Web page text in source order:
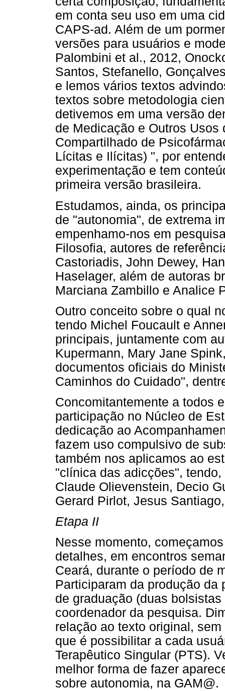
em conta seu uso em uma
CAPS-ad. Além de um
versões para usuários e
Palombini et al., 2012,
Santos, Stefanello,
e lemos vários textos
textos sobre metodologia
detivemos em uma versão
de Medicação e Outros
Compartilhado de
Lícitas e Ilícitas) ", por
experimentação e tem
primeira versão brasileira.
Estudamos, ainda, os
de "autonomia", de extrema
empenhamo-nos em
Filosofia, autores de
Castoriadis, John Dewey,
Haselager, além de autoras
Marciana Zambillo e Analice
Outro conceito sobre o qual
tendo Michel Foucault e
principais, juntamente com
Kupermann, Mary Jane
documentos oficiais do
Caminhos do Cuidado",
Concomitantemente a todos
participação no Núcleo de
dedicação ao
fazem uso compulsivo de
também nos aplicamos ao
"clínica das adicções",
Claude Olievenstein, Decio
Gerard Pirlot, Jesus
Etapa II
Nesse momento,
detalhes, em encontros
Ceará, durante o período de
Participaram da produção da
de graduação (duas
coordenador da pesquisa.
relação ao texto original,
que é possibilitar a cada
Terapêutico Singular (PTS).
melhor forma de fazer
sobre autonomia, na GAM@.